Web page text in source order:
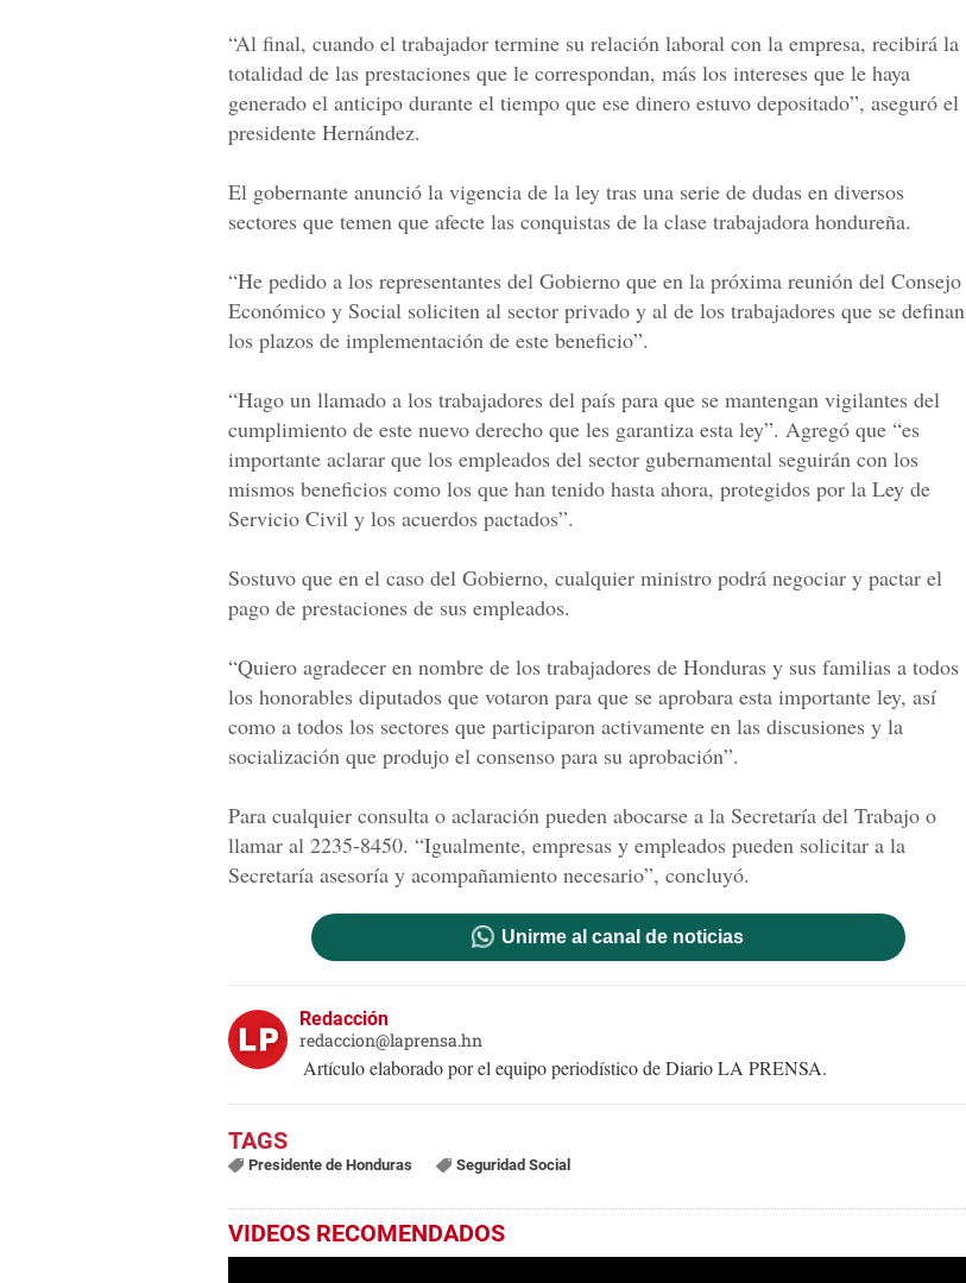
“Al final, cuando el trabajador termine su relación laboral con la empresa, recibirá la
totalidad de las prestaciones que le correspondan, más los intereses que le haya
generado el anticipo durante el tiempo que ese dinero estuvo depositado”, aseguró el
presidente Hernández.
El gobernante anunció la vigencia de la ley tras una serie de dudas en diversos
sectores que temen que afecte las conquistas de la clase trabajadora hondureña.
“He pedido a los representantes del Gobierno que en la próxima reunión del Consejo
Económico y Social soliciten al sector privado y al de los trabajadores que se definan
los plazos de implementación de este beneficio”.
“Hago un llamado a los trabajadores del país para que se mantengan vigilantes del
cumplimiento de este nuevo derecho que les garantiza esta ley”. Agregó que “es
importante aclarar que los empleados del sector gubernamental seguirán con los
mismos beneficios como los que han tenido hasta ahora, protegidos por la Ley de
Servicio Civil y los acuerdos pactados”.
Sostuvo que en el caso del Gobierno, cualquier ministro podrá negociar y pactar el
pago de prestaciones de sus empleados.
“Quiero agradecer en nombre de los trabajadores de Honduras y sus familias a todos
los honorables diputados que votaron para que se aprobara esta importante ley, así
como a todos los sectores que participaron activamente en las discusiones y la
socialización que produjo el consenso para su aprobación”.
Para cualquier consulta o aclaración pueden abocarse a la Secretaría del Trabajo o
llamar al 2235-8450. “Igualmente, empresas y empleados pueden solicitar a la
Secretaría asesoría y acompañamiento necesario”, concluyó.
Unirme al canal de noticias
Redacción
redaccion@laprensa.hn
Artículo elaborado por el equipo periodístico de Diario LA PRENSA.
Presidente de Honduras Seguridad Social
VIDEOS RECOMENDADOS